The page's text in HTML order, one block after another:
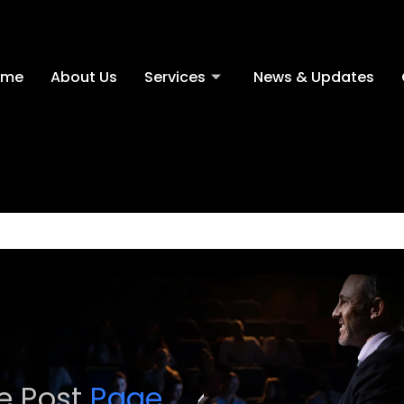
About Us Services News & Updates